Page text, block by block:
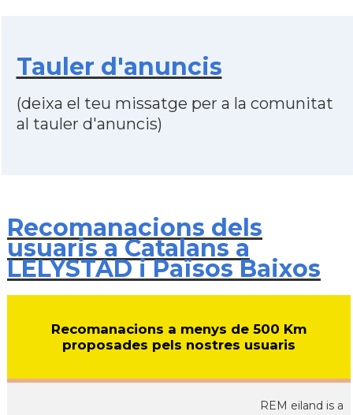
Tauler d'anuncis
(deixa el teu missatge per a la comunitat
al tauler d'anuncis)
Recomanacions dels
usuaris a Catalans a
LELYSTAD i Països Baixos
Recomanacions a menys de 500 Km
proposades pels nostres usuaris
REM eiland is a